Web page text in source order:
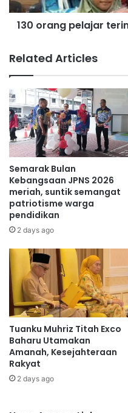
b
l
d
i
a
t
a
s
i
s
e
g
e
r
a
p
j
a
r
t
e
r
i
m
a
b
a
n
t
u
n
p
e
s
e
k
o
l
a
h
130 orang pelajar
Related Articles
Semarak Bulan
Kebangsaan JPNS 2026
meriah, suntik semangat
patriotisme warga
pendidikan
2 days ago
Tuanku Muhriz Titah Exco
Baharu Utamakan
Amanah, Kesejahteraan
Rakyat
2 days ago